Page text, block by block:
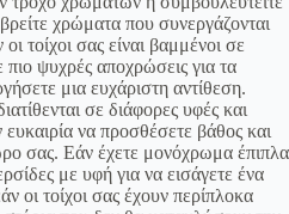
χρώματα που συνεργάζονται
τοίχοι σας είναι βαμμένοι σε
πιο ψυχρές αποχρώσεις για τα
μια ευχάριστη αντίθεση.
σε διάφορες υφές και
να προσθέσετε βάθος και
σας. Εάν έχετε μονόχρωμα έπιπλα
με υφή για να εισάγετε ένα
οι τοίχοι σας έχουν περίπλοκα